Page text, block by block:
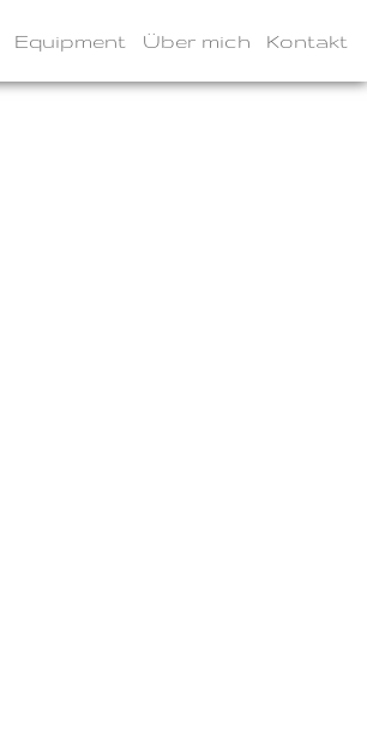
Equipment Über mich Kontakt